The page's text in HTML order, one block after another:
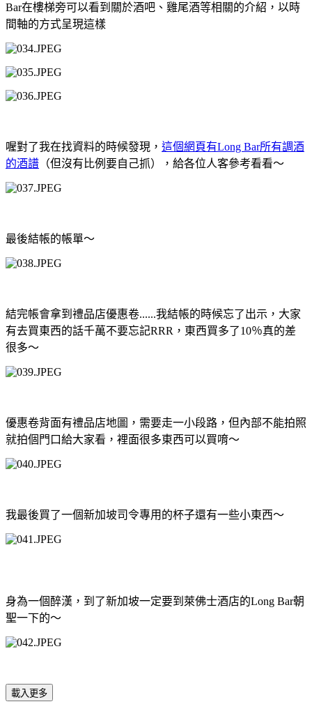
Bar在樓梯旁可以看到關於酒吧、雞尾酒等相關的介紹，以時
間軸的方式呈現這樣
喔對了我在找資料的時候發現， 這個網頁有Long Bar所有調酒
的酒譜 （但沒有比例要自己抓），給各位人客參考看看～
最後結帳的帳單～
結完帳會拿到禮品店優惠卷......我結帳的時候忘了出示，大家
有去買東西的話千萬不要忘記RRR ，東西買多了10％真的差
很多～
優惠卷背面有禮品店地圖，需要走一小段路，但內部不能拍照
就拍個門口給大家看，裡面很多東西可以買唷～
我最後買了一個新加坡司令專用的杯子還有一些小東西～
身為一個醉漢，到了新加坡一定要到萊佛士酒店的Long Bar朝
聖一下的～
載入更多